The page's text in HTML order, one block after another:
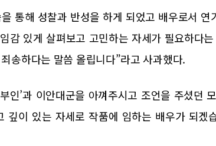
통해 성찰과 반성을 하게 되었고 배우로서 연
감 있게 살펴보고 고민하는 자세가 필요하다
송하다는 말씀 올립니다”라고 사과했다.
인’과 이안대군을 아껴주시고 조언을 주셨던
깊이 있는 자세로 작품에 임하는 배우가 되겠